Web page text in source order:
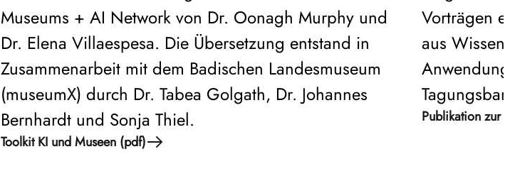
Museums + AI Network von Dr. Oonagh Murphy und
Dr. Elena Villaespesa. Die Übersetzung entstand in
Zusammenarbeit mit dem Badischen Landesmuseum
(museumX) durch Dr. Tabea Golgath, Dr. Johannes
Bernhardt und Sonja Thiel.
Toolkit KI und Museen (pdf)
Vorträgen
aus
Publikation zur